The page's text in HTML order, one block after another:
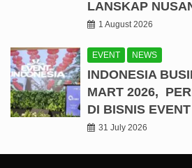
LANSKAP
1 August 2026
EVENT NEWS
INDONESIA
MART 2026,
DI BISNIS
31 July 2026